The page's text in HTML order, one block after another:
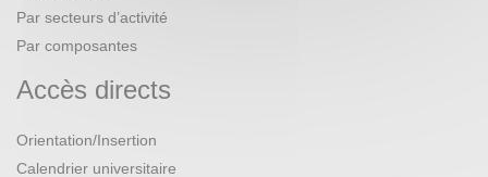
Par secteurs d’activité
Par composantes
Accès directs
Orientation/Insertion
Calendrier universitaire